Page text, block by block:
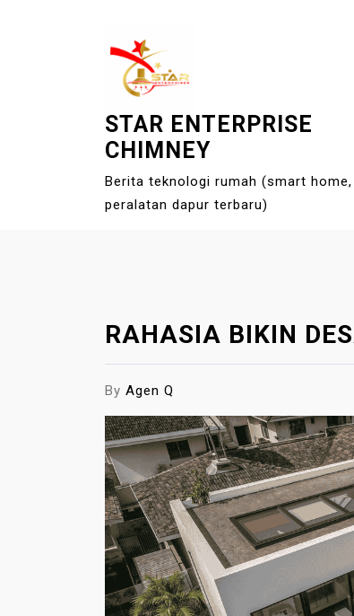
STAR ENTERPRISE
CHIMNEY
Berita teknologi rumah (smart home,
peralatan dapur terbaru)
RAHASIA BIKIN
By Agen Q